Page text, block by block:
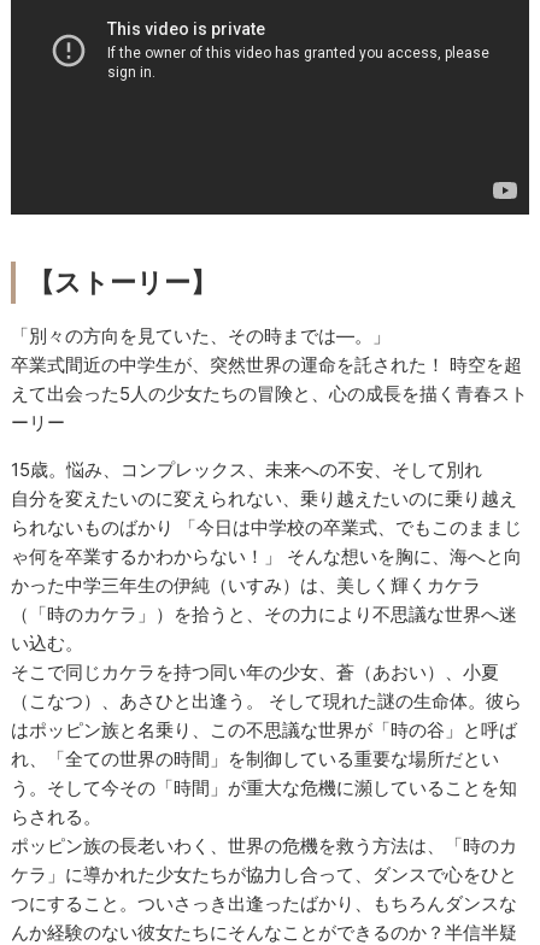
【ストーリー】
「別々の方向を見ていた、その時までは―。」
卒業式間近の中学生が、突然世界の運命を託された！ 時空を超
えて出会った5人の少女たちの冒険と、心の成長を描く青春スト
ーリー
15歳。悩み、コンプレックス、未来への不安、そして別れ
自分を変えたいのに変えられない、乗り越えたいのに乗り越え
られないものばかり 「今日は中学校の卒業式、でもこのままじ
ゃ何を卒業するかわからない！」 そんな想いを胸に、海へと向
かった中学三年生の伊純（いすみ）は、美しく輝くカケラ
（「時のカケラ」）を拾うと、その力により不思議な世界へ迷
い込む。
そこで同じカケラを持つ同い年の少女、蒼（あおい）、小夏
（こなつ）、あさひと出逢う。 そして現れた謎の生命体。彼ら
はポッピン族と名乗り、この不思議な世界が「時の谷」と呼ば
れ、「全ての世界の時間」を制御している重要な場所だとい
う。そして今その「時間」が重大な危機に瀕していることを知
らされる。
ポッピン族の長老いわく、世界の危機を救う方法は、「時のカ
ケラ」に導かれた少女たちが協力し合って、ダンスで心をひと
つにすること。ついさっき出逢ったばかり、もちろんダンスな
んか経験のない彼女たちにそんなことができるのか？半信半疑